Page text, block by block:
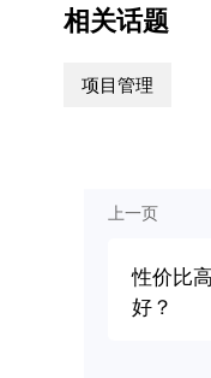
相关话题
项目管理
上一页
性价比
好？